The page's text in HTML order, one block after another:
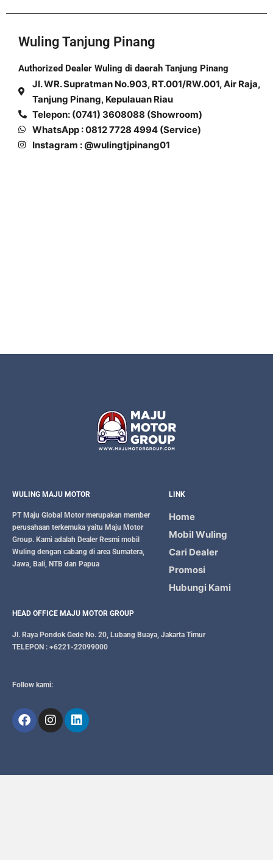
Wuling Tanjung Pinang
Authorized Dealer Wuling di daerah Tanjung Pinang
Jl. WR. Supratman No.903, RT.001/RW.001, Air Raja,
Tanjung Pinang, Kepulauan Riau
Telepon: (0741) 3608088 (Showroom)
WhatsApp : 0812 7728 4994 (Service)
Instagram : @wulingtjpinang01
WULING MAJU MOTOR
PT Maju Global Motormerupakan member
perusahaan terkemuka yaitu Maju Motor
Group. Kami adalah Dealer Resmi mobil
Wuling dengan cabang di area Sumatera,
Jawa, Bali, NTB dan Papua
LINK
Home
Mobil Wuling
Cari Dealer
Promosi
Hubungi Kami
HEAD OFFICE MAJU MOTOR GROUP
Jl. Raya Pondok Gede No. 20, Lubang Buaya, Jakarta Timur
TELEPON : +6221-22099000
Follow kami: